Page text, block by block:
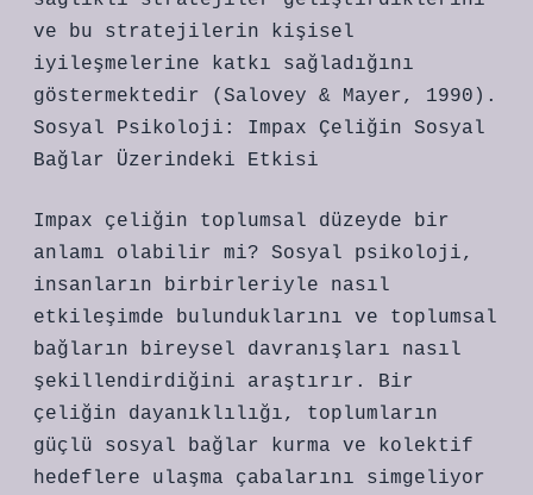
ve bu stratejilerin kişisel
iyileşmelerine katkı sağladığını
göstermektedir (Salovey & Mayer, 1990).
Sosyal Psikoloji: Impax Çeliğin Sosyal
Bağlar Üzerindeki Etkisi
Impax çeliğin toplumsal düzeyde bir
anlamı olabilir mi? Sosyal psikoloji,
insanların birbirleriyle nasıl
etkileşimde bulunduklarını ve toplumsal
bağların bireysel davranışları nasıl
şekillendirdiğini araştırır. Bir
çeliğin dayanıklılığı, toplumların
güçlü sosyal bağlar kurma ve kolektif
hedeflere ulaşma çabalarını simgeliyor